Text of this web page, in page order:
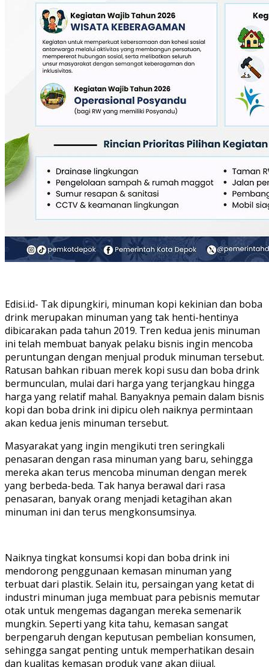
Edisi.id- Tak dipungkiri, minuman kopi kekinian dan boba
drink merupakan minuman yang tak henti-hentinya
dibicarakan pada tahun 2019. Tren kedua jenis minuman
ini telah membuat banyak pelaku bisnis ingin mencoba
peruntungan dengan menjual produk minuman tersebut.
Ratusan bahkan ribuan merek kopi susu dan boba drink
bermunculan, mulai dari harga yang terjangkau hingga
harga yang relatif mahal. Banyaknya pemain dalam bisnis
kopi dan boba drink ini dipicu oleh naiknya permintaan
akan kedua jenis minuman tersebut.
Masyarakat yang ingin mengikuti tren seringkali
penasaran dengan rasa minuman yang baru, sehingga
mereka akan terus mencoba minuman dengan merek
yang berbeda-beda. Tak hanya berawal dari rasa
penasaran, banyak orang menjadi ketagihan akan
minuman ini dan terus mengkonsumsinya.
Naiknya tingkat konsumsi kopi dan boba drink ini
mendorong penggunaan kemasan minuman yang
terbuat dari plastik. Selain itu, persaingan yang ketat di
industri minuman juga membuat para pebisnis memutar
otak untuk mengemas dagangan mereka semenarik
mungkin. Seperti yang kita tahu, kemasan sangat
berpengaruh dengan keputusan pembelian konsumen,
sehingga sangat penting untuk memperhatikan desain
dan kualitas kemasan produk yang akan dijual.